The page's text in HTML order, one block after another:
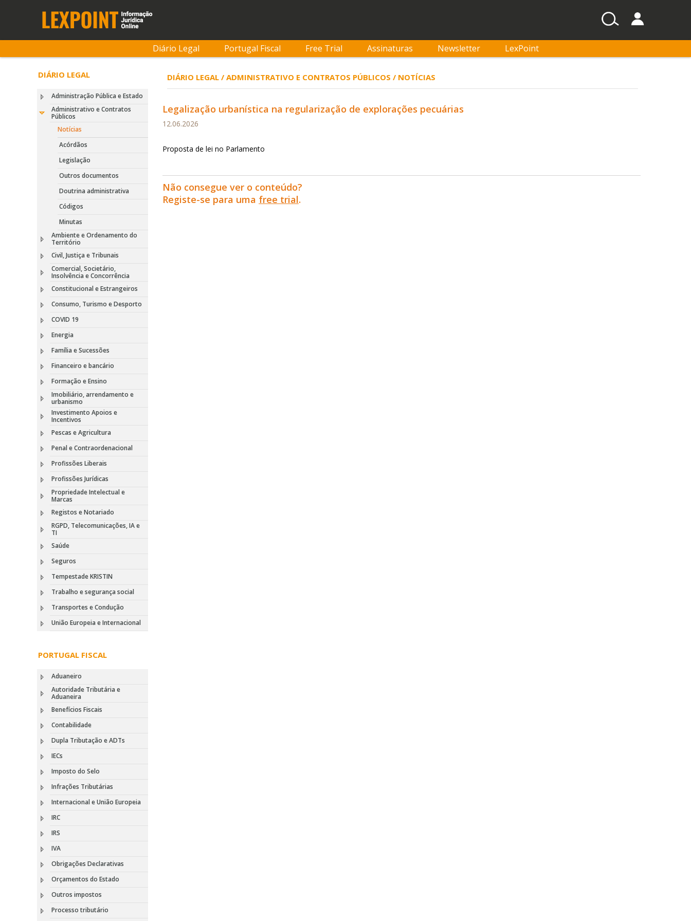
Diário Legal Portugal Fiscal Free Trial Assinaturas Newsletter LexPoint
DIÁRIO LEGAL
Administração Pública e Estado
Administrativo e Contratos
Públicos
Notícias
Acórdãos
Legislação
Outros documentos
Doutrina administrativa
Códigos
Minutas
Ambiente e Ordenamento do
Território
Civil, Justiça e Tribunais
Comercial, Societário,
Insolvência e Concorrência
Constitucional e Estrangeiros
Consumo, Turismo e Desporto
COVID 19
Energia
Família e Sucessões
Financeiro e bancário
Formação e Ensino
Imobiliário, arrendamento e
urbanismo
Investimento Apoios e
Incentivos
Pescas e Agricultura
Penal e Contraordenacional
Profissões Liberais
Profissões Jurídicas
Propriedade Intelectual e
Marcas
Registos e Notariado
RGPD, Telecomunicações, IA e
TI
Saúde
Seguros
Tempestade KRISTIN
Trabalho e segurança social
Transportes e Condução
União Europeia e Internacional
PORTUGAL FISCAL
Aduaneiro
Autoridade Tributária e
Aduaneira
Benefícios Fiscais
Contabilidade
Dupla Tributação e ADTs
IECs
Imposto do Selo
Infrações Tributárias
Internacional e União Europeia
IRC
IRS
IVA
Obrigações Declarativas
Orçamentos do Estado
Outros impostos
Processo tributário
DIÁRIO LEGAL / ADMINISTRATIVO E CONTRATOS PÚBLICOS / NOTÍCIAS
Legalização urbanística na regularização de explorações pecuárias
12.06.2026
Proposta de lei no Parlamento
Não consegue ver o conteúdo?
Registe-se para uma free trial.